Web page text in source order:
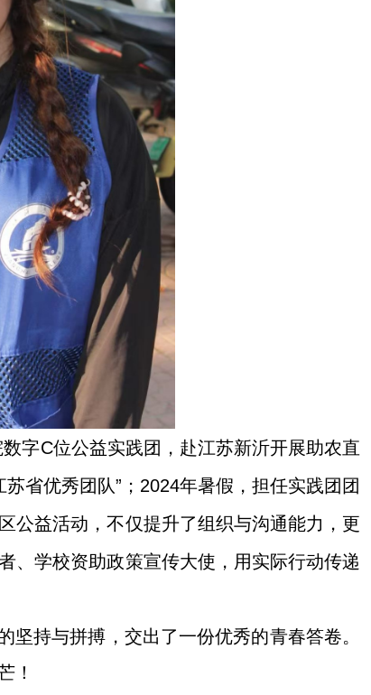
字C位公益实践团，赴江苏新沂开展助农直
省优秀团队”； 2024年暑假，担任实践团团
公益活动，不仅提升了组织与沟通能力，更
、学校资助政策宣传大使，用实际行动传递
坚持与拼搏，交出了一份优秀的青春答卷。
！